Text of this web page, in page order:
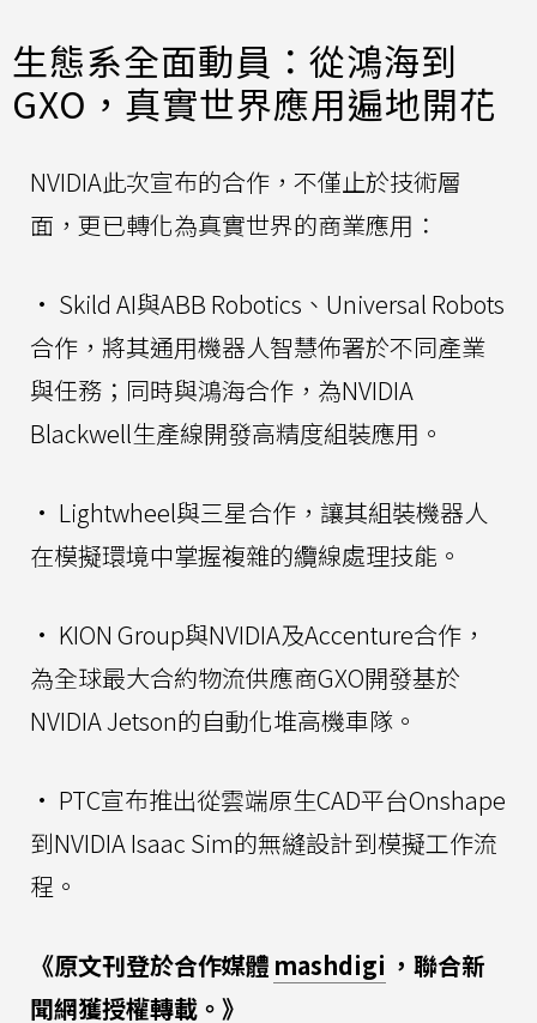
生態系全面動員：從鴻海到
GXO，真實世界應用遍地開花
NVIDIA此次宣布的合作，不僅止於技術層
面，更已轉化為真實世界的商業應用：
• Skild AI與ABB Robotics、Universal Robots
合作，將其通用機器人智慧佈署於不同產業
與任務；同時與鴻海合作，為NVIDIA
Blackwell生產線開發高精度組裝應用。
• Lightwheel與三星合作，讓其組裝機器人
在模擬環境中掌握複雜的纜線處理技能。
• KION Group與NVIDIA及Accenture合作，
為全球最大合約物流供應商GXO開發基於
NVIDIA Jetson的自動化堆高機車隊。
• PTC宣布推出從雲端原生CAD平台Onshape
到NVIDIA Isaac Sim的無縫設計到模擬工作流
程。
《原文刊登於合作媒體 mashdigi ，聯合新
聞網獲授權轉載。》